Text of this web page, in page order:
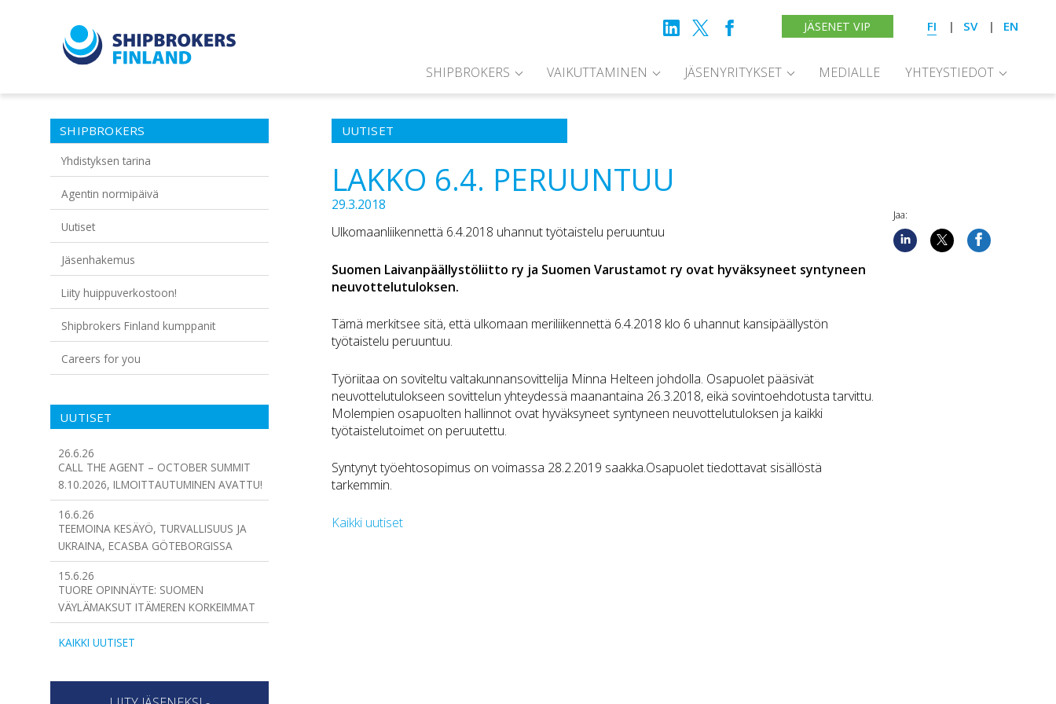
JÄSENET VIP FI SV EN
SHIPBROKERS VAIKUTTAMINEN JÄSENYRITYKSET MEDIALLE YHTEYSTIEDOT
SHIPBROKERS
Yhdistyksen tarina
Agentin normipäivä
Uutiset
Jäsenhakemus
Liity huippuverkostoon!
Shipbrokers Finland kumppanit
Careers for you
UUTISET
26.6.26
CALL THE AGENT – OCTOBER SUMMIT
8.10.2026, ILMOITTAUTUMINEN AVATTU!
16.6.26
TEEMOINA KESÄYÖ, TURVALLISUUS JA
UKRAINA, ECASBA GÖTEBORGISSA
15.6.26
TUORE OPINNÄYTE: SUOMEN
VÄYLÄMAKSUT ITÄMEREN KORKEIMMAT
KAIKKI UUTISET
UUTISET
LAKKO 6.4. PERUUNTUU
29.3.2018
Ulkomaanliikennettä 6.4.2018 uhannut työtaistelu peruuntuu
Suomen Laivanpäällystöliitto ry ja Suomen Varustamot ry ovat hyväksyneet syntyneen
neuvottelutuloksen.
Tämä merkitsee sitä, että ulkomaan meriliikennettä 6.4.2018 klo 6 uhannut kansipäällystön
työtaistelu peruuntuu.
Työriitaa on soviteltu valtakunnansovittelija Minna Helteen johdolla. Osapuolet pääsivät
neuvottelutulokseen sovittelun yhteydessä maanantaina 26.3.2018, eikä sovintoehdotusta tarvittu.
Molempien osapuolten hallinnot ovat hyväksyneet syntyneen neuvottelutuloksen ja kaikki
työtaistelutoimet on peruutettu.
Syntynyt työehtosopimus on voimassa 28.2.2019 saakka.Osapuolet tiedottavat sisällöstä
tarkemmin.
Kaikki uutiset
Jaa: